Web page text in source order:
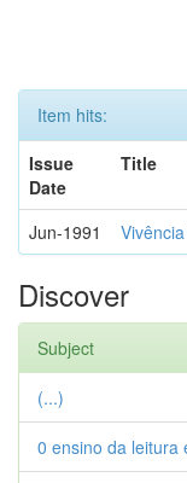
Item hits:
Issue
Date
Title
Jun-1991
Discover
Subject
(...)
0 ensino da leitura